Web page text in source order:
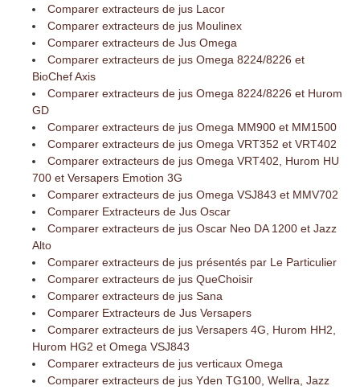
Comparer extracteurs de jus Lacor
Comparer extracteurs de jus Moulinex
Comparer extracteurs de Jus Omega
Comparer extracteurs de jus Omega 8224/8226 et
BioChef Axis
Comparer extracteurs de jus Omega 8224/8226 et Hurom
GD
Comparer extracteurs de jus Omega MM900 et MM1500
Comparer extracteurs de jus Omega VRT352 et VRT402
Comparer extracteurs de jus Omega VRT402, Hurom HU
700 et Versapers Emotion 3G
Comparer extracteurs de jus Omega VSJ843 et MMV702
Comparer Extracteurs de Jus Oscar
Comparer extracteurs de jus Oscar Neo DA 1200 et Jazz
Alto
Comparer extracteurs de jus présentés par Le Particulier
Comparer extracteurs de jus QueChoisir
Comparer extracteurs de jus Sana
Comparer Extracteurs de Jus Versapers
Comparer extracteurs de jus Versapers 4G, Hurom HH2,
Hurom HG2 et Omega VSJ843
Comparer extracteurs de jus verticaux Omega
Comparer extracteurs de jus Yden TG100, Wellra, Jazz